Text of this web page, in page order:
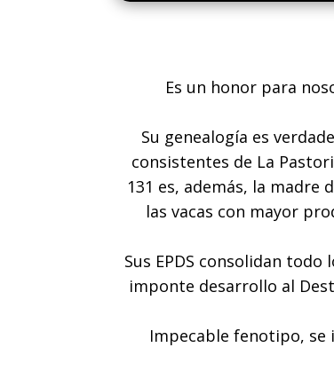
Es un honor para
Su genealogía es
consistentes de La
131 es, además, la madre
las vacas con mayor
Sus EPDS consolidan
imponte desarrollo al
Impecable fenotipo, se